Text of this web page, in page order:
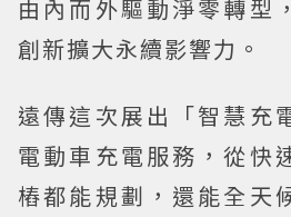
由內而外驅動淨零轉型
創新擴大永續影響力。
遠傳這次展出「智慧充
電動車充電服務，從快
樁都能規劃，還能全天